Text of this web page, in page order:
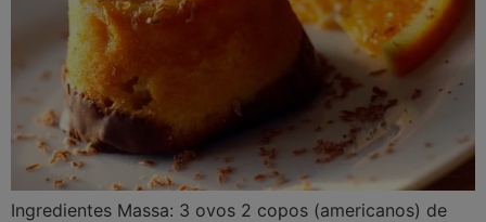
Ingredientes Massa: 3 ovos 2 copos (americanos) de